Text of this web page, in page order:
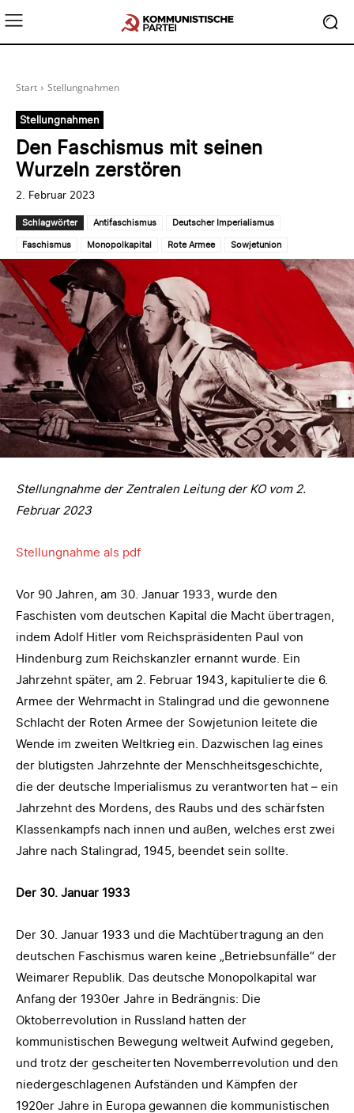
Start Stellungnahmen
Stellungnahmen
Den Faschismus mit seinen
Wurzeln zerstören
2. Februar 2023
Schlagwörter Antifaschismus
Deutscher Imperialismus
Faschismus
Monopolkapital Rote Armee Sowjetunion
Stellungnahme der Zentralen Leitung der KO vom 2.
Februar 2023
Stellungnahme als pdf
Vor 90 Jahren, am 30. Januar 1933, wurde den
Faschisten vom deutschen Kapital die Macht übertragen,
indem Adolf Hitler vom Reichspräsidenten Paul von
Hindenburg zum Reichskanzler ernannt wurde. Ein
Jahrzehnt später, am 2. Februar 1943, kapitulierte die 6.
Armee der Wehrmacht in Stalingrad und die gewonnene
Schlacht der Roten Armee der Sowjetunion leitete die
Wende im zweiten Weltkrieg ein. Dazwischen lag eines
der blutigsten Jahrzehnte der Menschheitsgeschichte,
die der deutsche Imperialismus zu verantworten hat – ein
Jahrzehnt des Mordens, des Raubs und des schärfsten
Klassenkampfs nach innen und außen, welches erst zwei
Jahre nach Stalingrad, 1945, beendet sein sollte.
Der 30. Januar 1933
Der 30. Januar 1933 und die Machtübertragung an den
deutschen Faschismus waren keine „Betriebsunfälle“ der
Weimarer Republik. Das deutsche Monopolkapital war
Anfang der 1930er Jahre in Bedrängnis: Die
Oktoberrevolution in Russland hatten der
kommunistischen Bewegung weltweit Aufwind gegeben,
und trotz der gescheiterten Novemberrevolution und den
niedergeschlagenen Aufständen und Kämpfen der
1920er Jahre in Europa gewannen die kommunistischen